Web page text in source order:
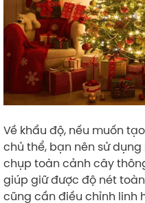
Về khẩu độ, nếu muốn
chủ thể, bạn nên sử dụng
chụp toàn cảnh cây
giúp giữ được độ nét
cũng cần điều chỉnh linh